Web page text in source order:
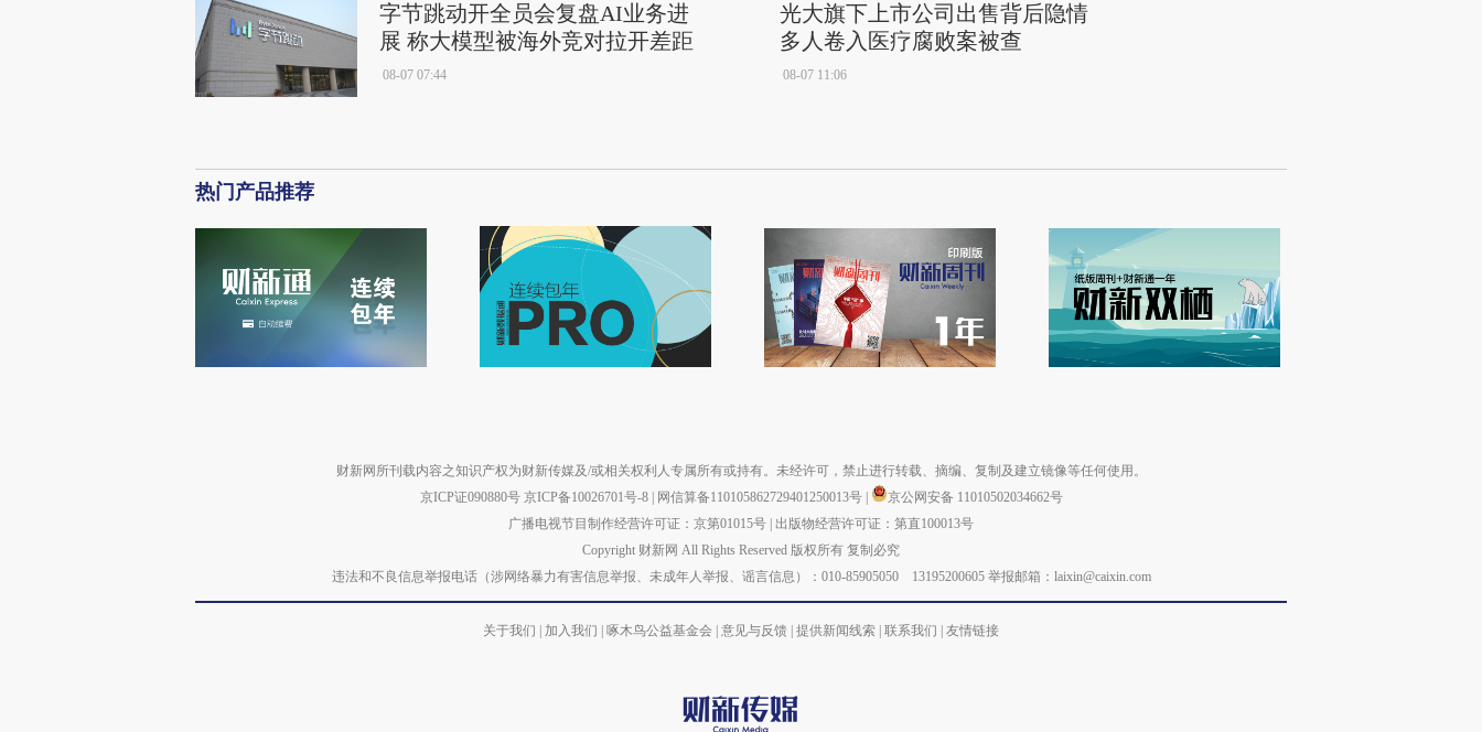
字节跳动开全员会复盘AI业务进
展 称大模型被海外竞对拉开差距
08-07 07:44
光大旗下上市公司出售背后隐情
多人卷入医疗腐败案被查
08-07 11:06
热门产品推荐
财新网所刊载内容之知识产权为财新传媒及/或相关权利人专属所有或持有。未经许可，禁止进行转载、摘编、复制及建立镜像等任何使用。
京ICP证090880号 京ICP备10026701号-8 | 网信算备110105862729401250013号 |
京公网安备 11010502034662号
广播电视节目制作经营许可证：京第01015号 | 出版物经营许可证：第直100013号
Copyright 财新网 All Rights Reserved 版权所有 复制必究
违法和不良信息举报电话（涉网络暴力有害信息举报、未成年人举报、谣言信息）：010-85905050 13195200605 举报邮箱：laixin@caixin.com
关于我们 | 加入我们 | 啄木鸟公益基金会 | 意见与反馈 | 提供新闻线索 | 联系我们 | 友情链接